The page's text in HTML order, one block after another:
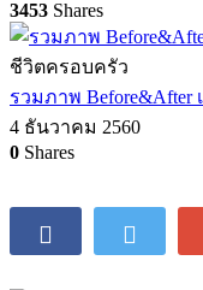
ชีวิต
8 สิ่งที่พ่อควรสอนลูกชาย ให้รู้จักความ